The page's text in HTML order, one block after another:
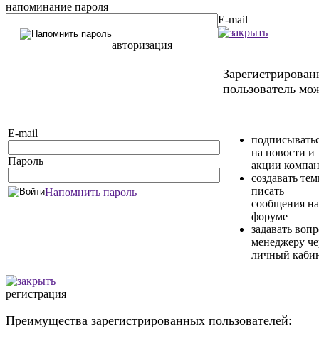
напоминание пароля
E-mail
авторизация
E-mail
Пароль
Напомнить пароль
пользователь
на новости и
акции
создавать
писать
сообщения на
форуме
задавать
менеджеру
личный
регистрация
Преимущества зарегистрированных пользователей: